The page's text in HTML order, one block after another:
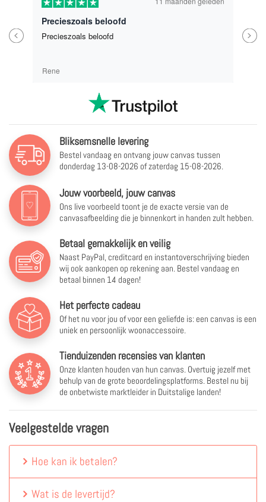
Previous
Precieszoals beloofd
Precieszoals beloofd
Rene
Next
Bliksemsnelle levering
Bestel vandaag en ontvang jouw canvas tussen
donderdag 13-08-2026 of zaterdag 15-08-2026.
Jouw voorbeeld, jouw canvas
Ons live voorbeeld toont je de exacte versie van de
canvasafbeelding die je binnenkort in handen zult hebben.
Betaal gemakkelijk en veilig
Naast PayPal, creditcard en instantoverschrijving bieden
wij ook aankopen op rekening aan. Bestel vandaag en
betaal binnen 14 dagen!
Het perfecte cadeau
Of het nu voor jou of voor een geliefde is: een canvas is een
uniek en persoonlijk woonaccessoire.
Tienduizenden recensies van klanten
Onze klanten houden van hun canvas. Overtuig jezelf met
behulp van de grote beoordelingsplatforms. Bestel nu bij
de onbetwiste marktleider in Duitstalige landen!
Veelgestelde vragen
Hoe kan ik betalen?
Wat is de levertijd?